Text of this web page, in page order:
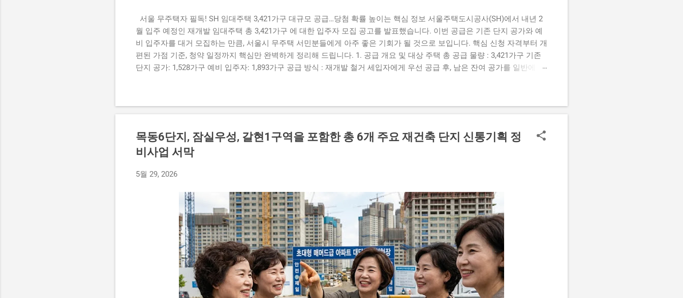
서울 무주택자 필독! SH 임대주택 3,421가구 대규모 공급…당첨 확률 높이는 핵심 정보 서울주택도시공사(SH)에서 내년 2
월 입주 예정인 재개발 임대주택 총 3,421가구 에 대한 입주자 모집 공고를 발표했습니다. 이번 공급은 기존 단지 공가와 예
비 입주자를 대거 모집하는 만큼, 서울시 무주택 서민분들에게 아주 좋은 기회가 될 것으로 보입니다. 핵심 신청 자격부터 개
편된 가점 기준, 청약 일정까지 핵심만 완벽하게 정리해 드립니다. 1. 공급 개요 및 대상 주택 총 공급 물량 : 3,421가구 기존
단지 공가: 1,528가구 예비 입주자: 1,893가구 공급 방식 : 재개발 철거 세입자에게 우선 공급 후, 남은 잔여 공가를 일반에 공
요건 소득 기준 가구당 도시근로자 월평균 소득 70% 이하 • 1순위: 50% 이하 • 2순위: 70% 이하 총자산 기준 세대 합산 총자
산 3억 4,500만 원 이하 자동차 가액 세대 보유 자동차 가액 4,542만 원 이하 3. 꼭 알아두어야 할 주요 변경 사항 이번 모집부
청자 나이' 및 '세대원 수' 삭제 '청약저축 납입 횟수'와 '서울시 거주 기간' 2가지 항목만 반영 온라인 서류 제출 도입 서류 심
사 대상자는 편리하게 온라인으로 제출 가능 인터넷 사용이 어려운 분들은 종전처럼 등기우편 제출 가능 4. 청약 신청 및 발
에 반드시 신청하시기 바랍니다. 선순위 접수...
목동6단지, 잠실우성, 갈현1구역을 포함한 총 6개 주요 재건축 단지 신통기획 정
비사업 서막
5월 29, 2026